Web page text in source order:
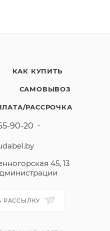
КАК КУПИТЬ
САМОВЫВОЗ
РАССРОЧКА
90-20
45, 13
РАССЫЛКУ